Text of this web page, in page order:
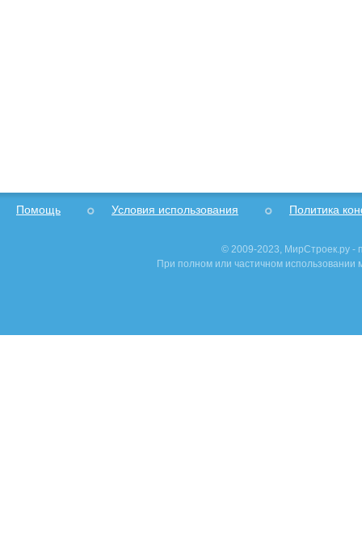
Помощь Условия использования Политика
© 2009-2023, МирСтроек.ру -
При полном или частичном использовании